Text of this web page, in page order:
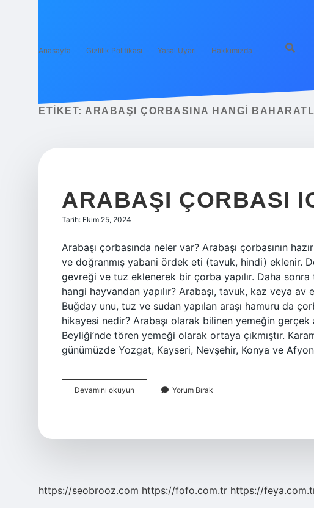
Anasayfa Gizlilik Politikası Yasal Uyarı Hakkımızda
ETIKET: ARABAŞI ÇORBASINA HANGI
ARABAŞI ÇORBASI
Tarih: Ekim 25, 2024
Arabaşı çorbasında neler var? Arabaşı çorbasının
ve doğranmış yabani ördek eti (tavuk, hindi) eklenir.
gevreği ve tuz eklenerek bir çorba yapılır. Daha
hangi hayvandan yapılır? Arabaşı, tavuk, kaz veya
Buğday unu, tuz ve sudan yapılan araşı hamuru da
hikayesi nedir? Arabaşı olarak bilinen yemeğin gerçek
Beyliği’nde tören yemeği olarak ortaya çıkmıştır.
günümüzde Yozgat, Kayseri, Nevşehir, Konya ve
Devamını okuyun
Çorbası
Yorum Bırak
https://seobrooz.com https://fofo.com.tr https://